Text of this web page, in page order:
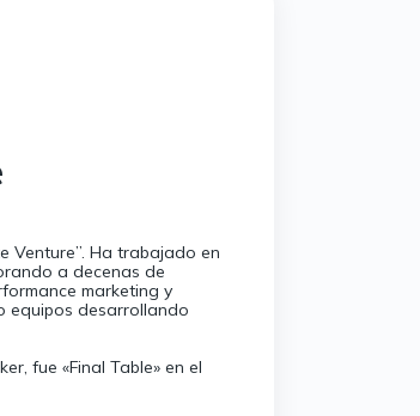
Venture”. Ha trabajado en
a decenas de
marketing y
equipos desarrollando
fue «Final Table» en el